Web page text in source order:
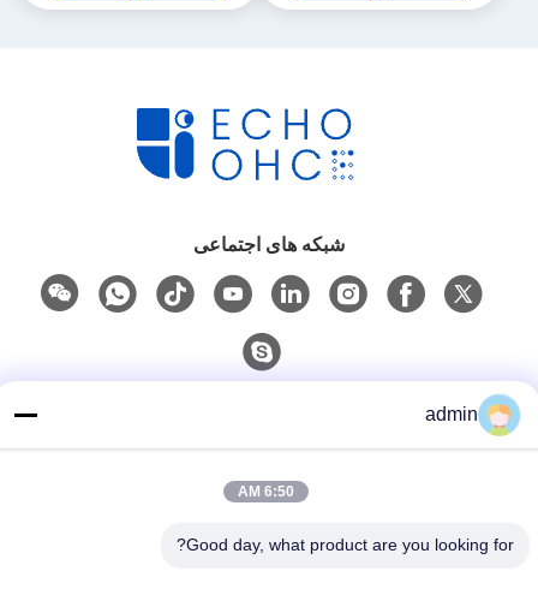
شبکه های اجتماعی
تلفن
86- 0755-00000000-0296
ایمیل
admin
6:50 AM
Good day, what product are you looking for?